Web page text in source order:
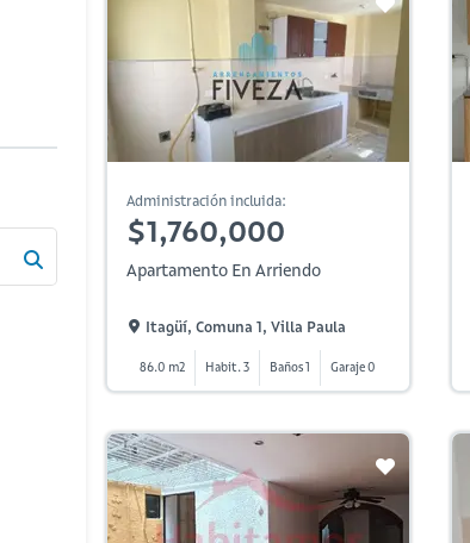
Administración incluida:
$1,760,000
Apartamento En Arriendo
Itagüí, Comuna 1, Villa Paula
86.0 m2 Habit. 3 Baños 1 Garaje 0